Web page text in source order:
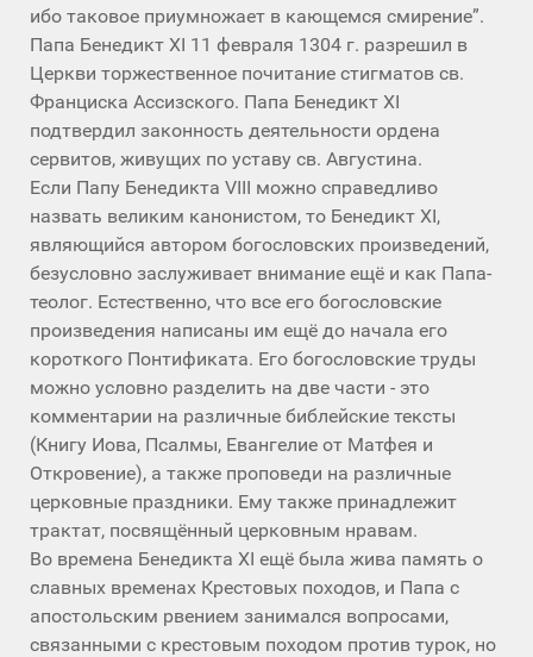
ибо таковое приумножает в кающемся смирение”.
Папа Бенедикт XI 11 февраля 1304 г. разрешил в
Церкви торжественное почитание стигматов св.
Франциска Ассизского. Папа Бенедикт XI
подтвердил законность деятельности ордена
сервитов, живущих по уставу св. Августина.
Если Папу Бенедикта VIII можно справедливо
назвать великим канонистом, то Бенедикт XI,
являющийся автором богословских произведений,
безусловно заслуживает внимание ещё и как Папа-
теолог. Естественно, что все его богословские
произведения написаны им ещё до начала его
короткого Понтификата. Его богословские труды
можно условно разделить на две части - это
комментарии на различные библейские тексты
(Книгу Иова, Псалмы, Евангелие от Матфея и
Откровение), а также проповеди на различные
церковные праздники. Ему также принадлежит
трактат, посвящённый церковным нравам.
Во времена Бенедикта XI ещё была жива память о
славных временах Крестовых походов, и Папа с
апостольским рвением занимался вопросами,
связанными с крестовым походом против турок, но